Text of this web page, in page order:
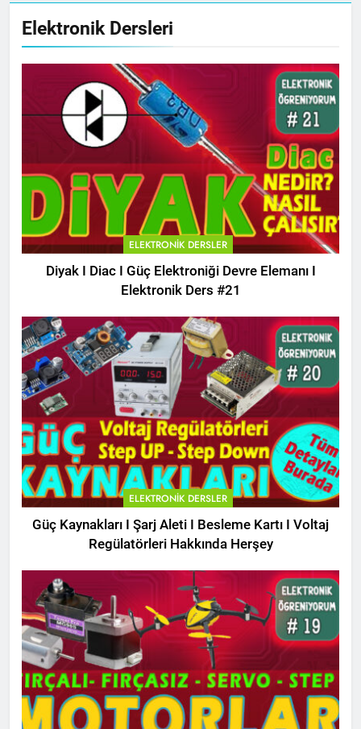
Elektronik Dersleri
ELEKTRONIK DERSLER
Diyak I Diac I Güç Elektroniği Devre Elemanı I
Elektronik Ders #21
ELEKTRONIK DERSLER
Güç Kaynakları I Şarj Aleti I Besleme Kartı I Voltaj
Regülatörleri Hakkında Herşey